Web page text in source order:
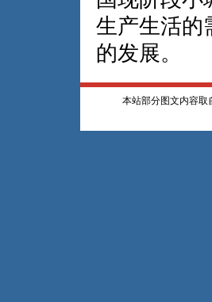
生产生活的
的发展。
本站部分图文内容取